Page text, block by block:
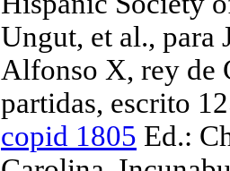
Ungut, et al., para
Alfonso X, rey de
partidas, escrito
copid 1805 Ed.: